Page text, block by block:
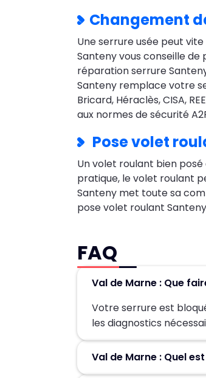
Changement
Une serrure usée peut
Santeny vous conseille
réparation serrure
Santeny remplace votre
Bricard, Héraclès, CISA,
aux normes de sécurité
Pose volet
Un volet roulant bien
pratique, le volet roulant
Santeny met toute sa
pose volet roulant
FAQ
Val de
Votre serrure est
les diagnostics